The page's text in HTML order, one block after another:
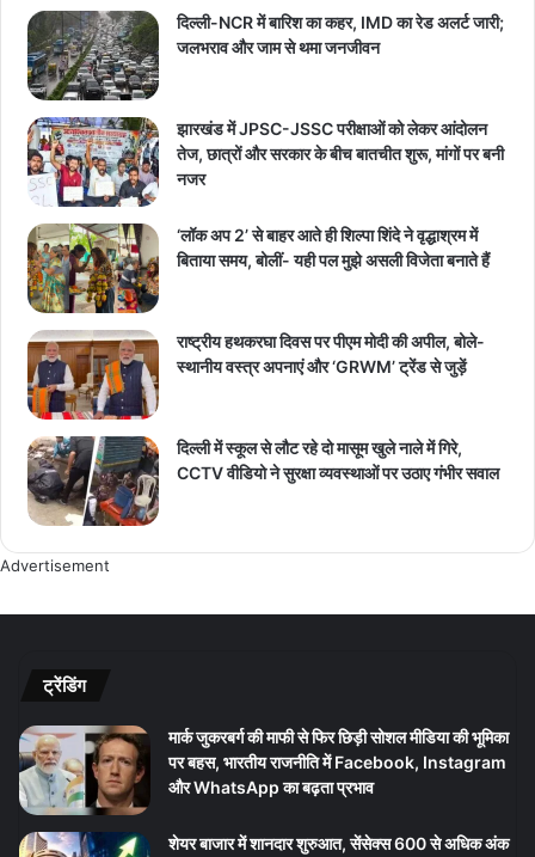
दिल्ली-NCR में बारिश का कहर, IMD का रेड अलर्ट जारी;
जलभराव और जाम से थमा जनजीवन
झारखंड में JPSC-JSSC परीक्षाओं को लेकर आंदोलन
तेज, छात्रों और सरकार के बीच बातचीत शुरू, मांगों पर बनी
नजर
‘लॉक अप 2’ से बाहर आते ही शिल्पा शिंदे ने वृद्धाश्रम में
बिताया समय, बोलीं- यही पल मुझे असली विजेता बनाते हैं
राष्ट्रीय हथकरघा दिवस पर पीएम मोदी की अपील, बोले-
स्थानीय वस्त्र अपनाएं और ‘GRWM’ ट्रेंड से जुड़ें
दिल्ली में स्कूल से लौट रहे दो मासूम खुले नाले में गिरे,
CCTV वीडियो ने सुरक्षा व्यवस्थाओं पर उठाए गंभीर सवाल
Advertisement
ट्रेंडिंग
मार्क जुकरबर्ग की माफी से फिर छिड़ी सोशल मीडिया की भूमिका
पर बहस, भारतीय राजनीति में Facebook, Instagram
और WhatsApp का बढ़ता प्रभाव
शेयर बाजार में शानदार शुरुआत, सेंसेक्स 600 से अधिक अंक